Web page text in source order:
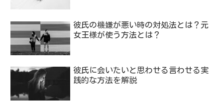
彼氏の機嫌が悪い時の対処法とは？元
女王様が使う方法とは？
彼氏に会いたいと思わせる言わせる実
践的な方法を解説